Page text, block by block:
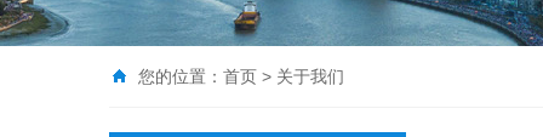
您的位置： 首页 > 关于我们